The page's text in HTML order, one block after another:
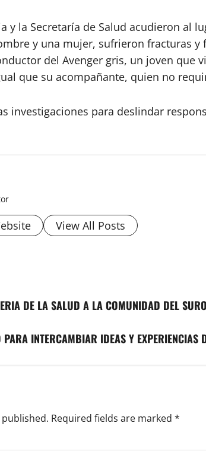
y la Secretaría de Salud acudieron al
y una mujer, sufrieron fracturas y
del Avenger gris, un joven que
que su acompañante, quien no
investigaciones para deslindar
View All Posts
DE LA SALUD A LA COMUNIDAD DEL
INTERCAMBIAR IDEAS Y EXPERIENCIAS
Required fields are marked *